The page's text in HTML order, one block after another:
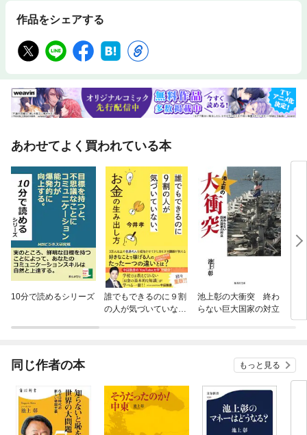
作品をシェアする
あわせてよく買われている本
10分で読めるシリーズ
誰でもできるのに９割
の人が気づいていな
池上彰の大衝突 終わ
らない巨大国家の対立
同じ作者の本 もっと見る